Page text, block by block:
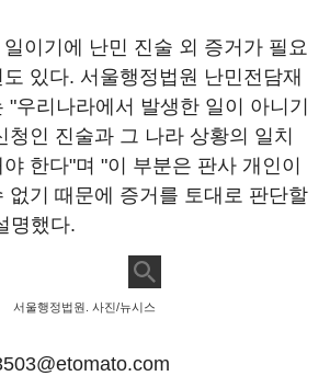
이기에 난민 진술 외 증거가 필요
있다. 서울행정법원 난민전담재
"우리나라에서 발생한 일이 아니기
청인 진술과 그 나라 상황의 일치
한다"며 "이 부분은 판사 개인이
없기 때문에 증거를 토대로 판단할
명했다.
서울행정법원. 사진/뉴시스